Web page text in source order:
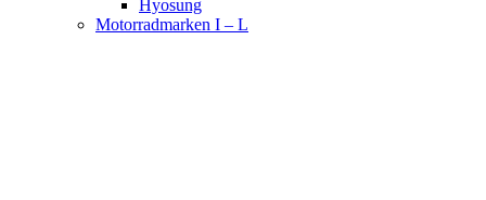
Hyosung
Motorradmarken I – L